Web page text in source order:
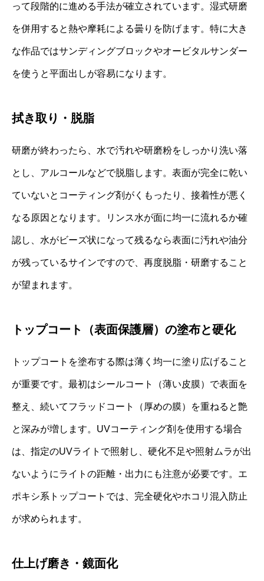
って段階的に進める手法が確立されています。湿式研磨
を併用すると熱や摩耗による曇りを防げます。特に大き
な作品ではサンディングブロックやオービタルサンダー
を使うと平面出しが容易になります。
拭き取り・脱脂
研磨が終わったら、水で汚れや研磨粉をしっかり洗い落
とし、アルコールなどで脱脂します。表面が完全に乾い
ていないとコーティング剤がくもったり、接着性が悪く
なる原因となります。リンス水が面に均一に流れるか確
認し、水がビーズ状になって残るなら表面に汚れや油分
が残っているサインですので、再度脱脂・研磨すること
が望まれます。
トップコート（表面保護層）の塗布と硬化
トップコートを塗布する際は薄く均一に塗り広げること
が重要です。最初はシールコート（薄い皮膜）で表面を
整え、続いてフラッドコート（厚めの膜）を重ねると艶
と深みが増します。UVコーティング剤を使用する場合
は、指定のUVライトで照射し、硬化不足や照射ムラが出
ないようにライトの距離・出力にも注意が必要です。エ
ポキシ系トップコートでは、完全硬化やホコリ混入防止
が求められます。
仕上げ磨き・鏡面化